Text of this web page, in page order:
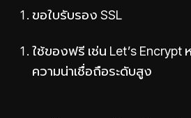
ขอใบรับรอง SSL
ใช้ของฟรี เช่น Let’s Encrypt
ความน่าเชื่อถือระดับสูง